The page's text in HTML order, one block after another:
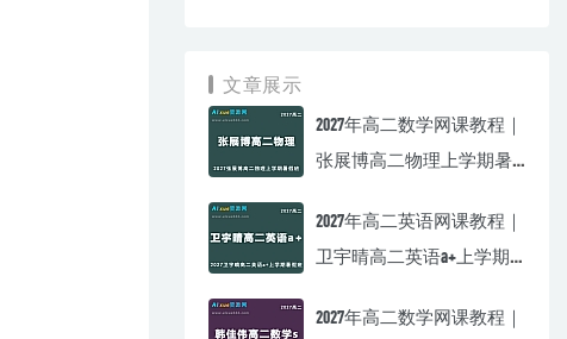
文章展示
2027年高二数学网课教程｜
张展博高二物理上学期暑
2027年高二英语网课教程｜
卫宇晴高二英语a+上学期
2027年高二数学网课教程｜